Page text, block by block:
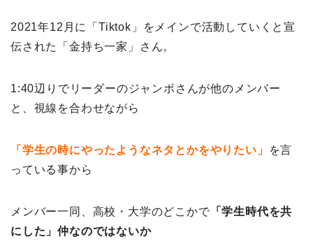
2021年12月に「Tiktok」をメインで活動していくと宣
伝された「金持ち一家」さん。
1:40辺りでリーダーのジャンボさんが他のメンバー
と、視線を合わせながら
「学生の時にやったようなネタとかをやりたい」
を言
っている事から
メンバー一同、高校・大学のどこかで 「学生時代を共
にした」仲なのではないか